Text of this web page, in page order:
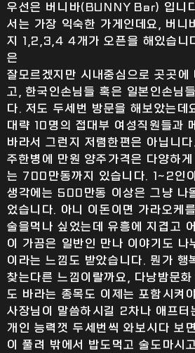
우선은 버니바(BUNNY Bar) 입니
서는 가장 익숙한 가게인데요, 버니
지 1,2,3,4 4개가 오픈을 해있습니
은
잘모르겠지만 시내중심으로 곳곳에
고, 한국인손님들 혹은 일본인손님
다. 저도 두세번 방문을 해보았는데
대략 10명의 접대부 여성직원들과
바라서 그런지 저렴한편은 아닙니
주한병에 만원 양주가격은 다양하
는 700만동까지 있습니다. 1~2인
생각에는 500만동 이상은 그냥 나
었습니다. 아니 이돈이면 가라오케
술을먹나 싶었는데 유흥에 지겹고
이 가끔은 일반인 만나 이야기도 나
이라는 느낌도 받았습니다. 뭔가 행
찾는다른 느낌이랄까요, 다낭밤문
도 바라는 종목도 이제는 포함시켜
사장님이 말씀하시길 2차나 애프터
개인 능력껏 두세번씩 와보시다 보
이 풀려 밖에서 밥도먹고 술도마시